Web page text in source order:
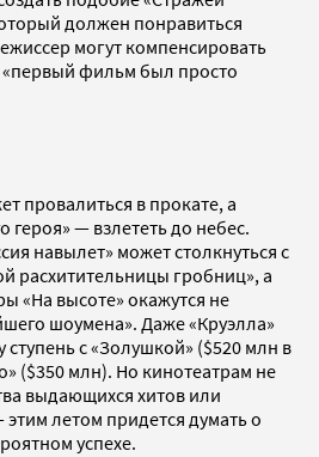
должен понравиться
могут компенсировать
фильм был просто
провалиться в прокате, а
героя» — взлететь до небес.
навылет» может столкнуться с
расхитительницы гробниц», а
«На высоте» окажутся не
шоумена». Даже «Круэлла»
ступень с «Золушкой» ($520 млн в
($350 млн). Но кинотеатрам не
выдающихся хитов или
летом придется думать о
успехе.